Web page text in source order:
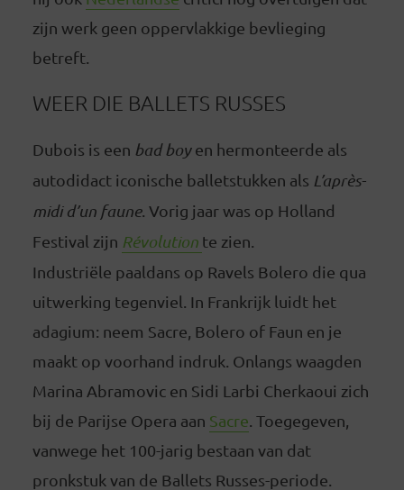
zijn werk geen oppervlakkige bevlieging
betreft.
WEER DIE BALLETS RUSSES
Dubois is een bad boyen hermonteerde als
autodidact iconische balletstukken als L’après-
midi d’un faune. Vorig jaar was op Holland
Festival zijn Révolution te zien.
Industriële paaldans op Ravels Bolero die qua
uitwerking tegenviel. In Frankrijk luidt het
adagium: neem Sacre, Bolero of Faun en je
maakt op voorhand indruk. Onlangs waagden
Marina Abramovic en Sidi Larbi Cherkaoui zich
bij de Parijse Opera aan Sacre . Toegegeven,
vanwege het 100-jarig bestaan van dat
pronkstuk van de Ballets Russes-periode.